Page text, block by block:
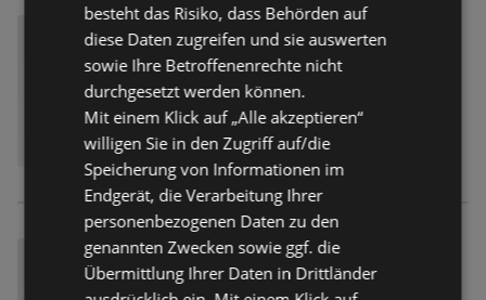
besteht das Risiko, dass Behörden auf
diese Daten zugreifen und sie auswerten
sowie Ihre Betroffenenrechte nicht
durchgesetzt werden können.
Mit einem Klick auf „Alle akzeptieren“
willigen Sie in den Zugriff auf/die
Speicherung von Informationen im
Endgerät, die Verarbeitung Ihrer
personenbezogenen Daten zu den
genannten Zwecken sowie ggf. die
Übermittlung Ihrer Daten in Drittländer